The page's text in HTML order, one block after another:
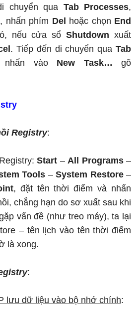
chuyển qua Tab Processes,
, nhấn phím Del hoặc chọn End
nếu cửa sổShutdown xuất
. Tiếp đến di chuyển quaTab
vào New Task… gõ
Registry:
Start –All Programs–
Tools –System Restore–
, đặt tên thời điểm và nhấn
chẳng hạn do sơ xuất sau khi
vấn đề (như treo máy), ta lại
– tên lịch vào tên thời điểm
là xong.
:
lưu dữ liệu vào bộ nhớ chính: